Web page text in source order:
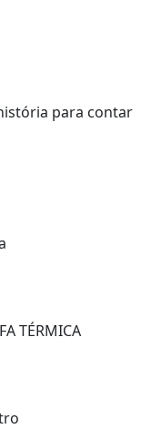
para contar
TÉRMICA